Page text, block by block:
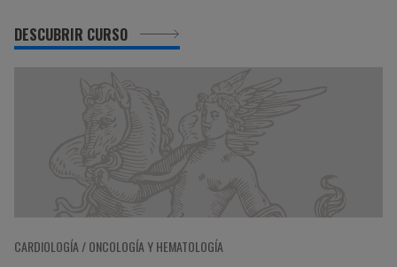
DESCUBRIR CURSO
CARDIOLOGÍA / ONCOLOGÍA Y HEMATOLOGÍA